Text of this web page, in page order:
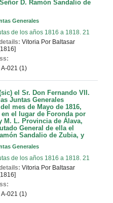
D. Ramón Sandalio de
Generales
de los años 1816 a 1818. 21
Vitoria Por Baltasar
A-021 (1)
el Sr. Don Fernando VII.
Juntas Generales
mes de Mayo de 1816,
en el lugar de Foronda por
M. L. Provincia de Álava,
General de ella el
Sandalio de Zubia, y
Generales
de los años 1816 a 1818. 21
Vitoria Por Baltasar
A-021 (1)